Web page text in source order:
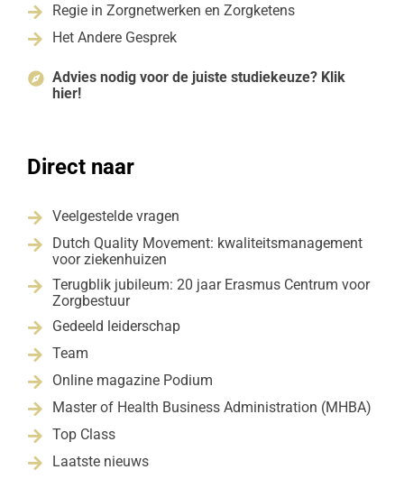
 Regie in Zorgnetwerken en Zorgketens
 Het Andere Gesprek
 Advies nodig voor de juiste studiekeuze? Klik
hier!
Direct naar
 Veelgestelde vragen

Dutch Quality Movement: kwaliteitsmanagement
voor ziekenhuizen

Terugblik jubileum: 20 jaar Erasmus Centrum voor
Zorgbestuur
 Gedeeld leiderschap
 Team
 Online magazine Podium
 Master of Health Business Administration (MHBA)
 Top Class
 Laatste nieuws